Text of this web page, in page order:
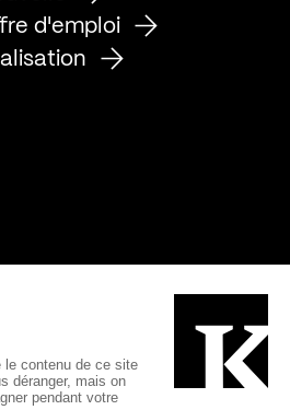
d'emploi
Kollectif